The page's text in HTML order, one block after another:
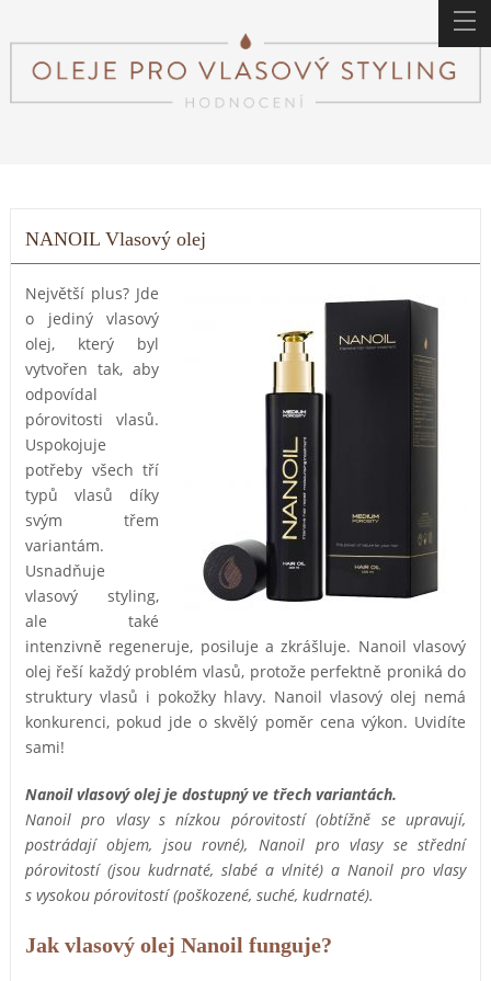
NANOIL Vlasový olej
Největší plus? Jde
o jediný vlasový
olej, který byl
vytvořen tak, aby
odpovídal
pórovitosti vlasů.
Uspokojuje
potřeby všech tří
typů vlasů díky
svým třem
variantám.
Usnadňuje
vlasový styling,
ale také
intenzivně regeneruje, posiluje a zkrášluje. Nanoil vlasový
olej řeší každý problém vlasů, protože perfektně proniká do
struktury vlasů i pokožky hlavy. Nanoil vlasový olej nemá
konkurenci, pokud jde o skvělý poměr cena výkon. Uvidíte
sami!
Nanoil vlasový olej je dostupný ve třech variantách.
Nanoil pro vlasy s nízkou pórovitostí (obtížně se upravují,
postrádají objem, jsou rovné), Nanoil pro vlasy se střední
pórovitostí (jsou kudrnaté, slabé a vlnité) a Nanoil pro vlasy
s vysokou pórovitostí (poškozené, suché, kudrnaté).
Jak vlasový olej Nanoil funguje?